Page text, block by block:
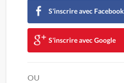
S'inscrire avec Facebook
S'inscrire avec Google
OU